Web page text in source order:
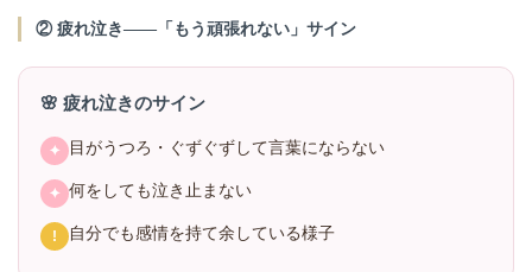
② 疲れ泣き——「もう頑張れない」サイン
🌸 疲れ泣きのサイン
✦ 目がうつろ・ぐずぐずして言葉にならない
✦ 何をしても泣き止まない
! 自分でも感情を持て余している様子